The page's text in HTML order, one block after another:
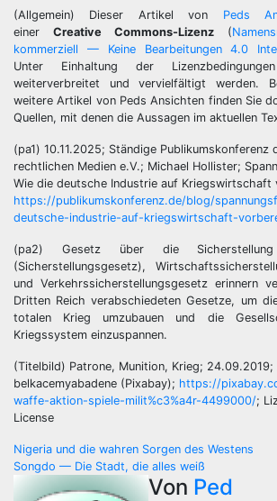
(Allgemein) Dieser Artikel von Peds
einer Creative Commons-Lizenz (
kommerziell —Keine Bearbeitungen 4.0
Unter Einhaltung der
weiterverbreitet und vervielfältigt werden.
weitere Artikel von Peds Ansichten finden Sie
Quellen, mit denen die Aussagen im aktuellen
(pa1) 10.11.2025; Ständige
rechtlichen Medien e.V.; Michael Hollister;
Wie die deutsche Industrie auf
https://publikumskonferenz.de/blog/
deutsche-industrie-auf-kriegswirtschaft-
(pa2) Gesetz über die
(Sicherstellungsgesetz),
und Verkehrssicherstellungsgesetz erinnern
Dritten Reich verabschiedeten Gesetze, um
totalen Krieg umzubauen und die
Kriegssystem einzuspannen.
(Titelbild) Patrone, Munition, Krieg; 24.09.2019;
belkacemyabadene (Pixabay); https://
waffe-aktion-spiele-milit%c3%a4r-4499000/;
License
Beitragsnavigation
Nigeria und die wahren Sorgen des Westens
Songdo — Die Stadt, die alles weiß
Von Ped